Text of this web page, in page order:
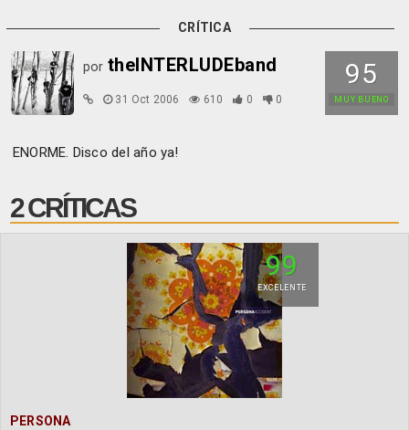
CRÍTICA
95
MUY BUENO
por theINTERLUDEband
31 Oct 2006 610 0 0
ENORME. Disco del año ya!
2 CRÍTICAS
99
EXCELENTE
PERSONA